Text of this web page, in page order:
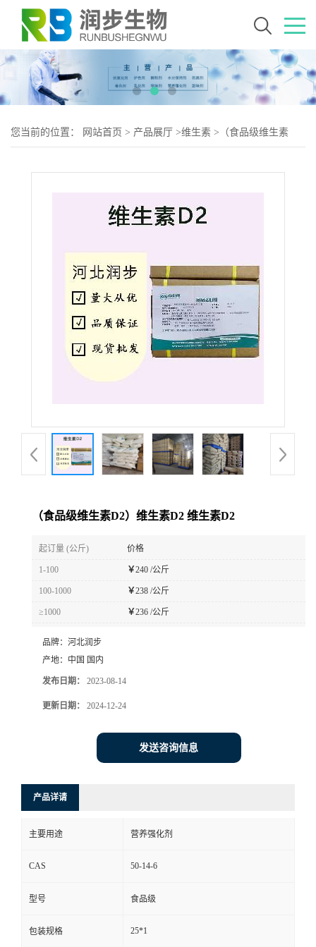
您当前的位置： 网站首页 > 产品展厅 >维生素 > （食品级维生素
（食品级维生素D2）维生素D2 维生素D2
起订量 (公斤) 价格
1-100 ￥240 /公斤
100-1000 ￥238 /公斤
≥1000 ￥236 /公斤
品牌： 河北润步
产地： 中国 国内
发布日期： 2023-08-14
更新日期： 2024-12-24
发送咨询信息
产品详请
主要用途 营养强化剂
CAS 50-14-6
型号 食品级
包装规格 25*1